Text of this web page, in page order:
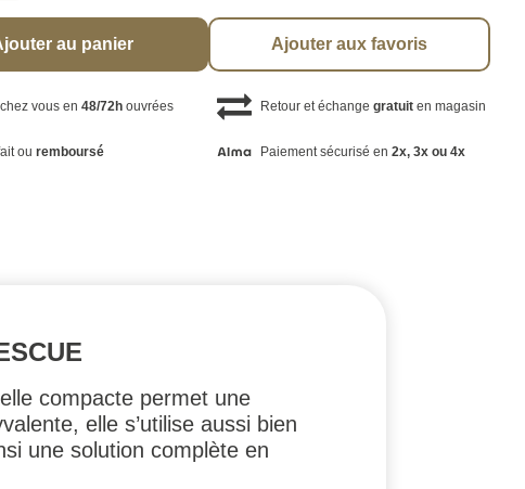
au panier Ajouter aux favoris
vous en48/72h ouvrées Retour et échange gratuiten magasin
ouremboursé Paiement sécurisé en 2x, 3x ou 4x
compacte permet une
elle s’utilise aussi bien
une solution complète en